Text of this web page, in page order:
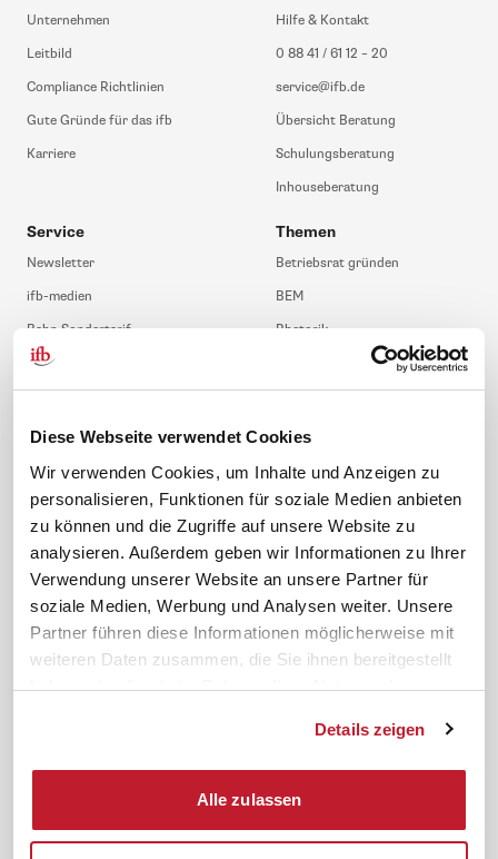
Diese Webseite verwendet Cookies
Wir verwenden Cookies, um Inhalte und Anzeigen zu
personalisieren, Funktionen für soziale Medien anbieten
zu können und die Zugriffe auf unsere Website zu
analysieren. Außerdem geben wir Informationen zu Ihrer
Verwendung unserer Website an unsere Partner für
soziale Medien, Werbung und Analysen weiter. Unsere
Partner führen diese Informationen möglicherweise mit
weiteren Daten zusammen, die Sie ihnen bereitgestellt
haben oder die sie im Rahmen Ihrer Nutzung der
Details zeigen
Alle zulassen
Unternehmen
Leitbild
Compliance Richtlinien
Gute Gründe für das ifb
Karriere
Hilfe & Kontakt
0 88 41 / 61 12 – 20
service@ifb.de
Übersicht Beratung
Schulungsberatung
Inhouseberatung
Service
Newsletter
ifb-medien
Bahn Sondertarif
meinifb
FAQ
ifb-App Betriebsrat360
Themen
Betriebsrat gründen
BEM
Rhetorik
JAV-Wahl
News. Wissen. Themen.
Lexikon
Rechtsprechung
Gesetze
Folgen Sie uns
Sicherheit durch geprüfte
Qualität!
Cookiebot Impressum
AGB